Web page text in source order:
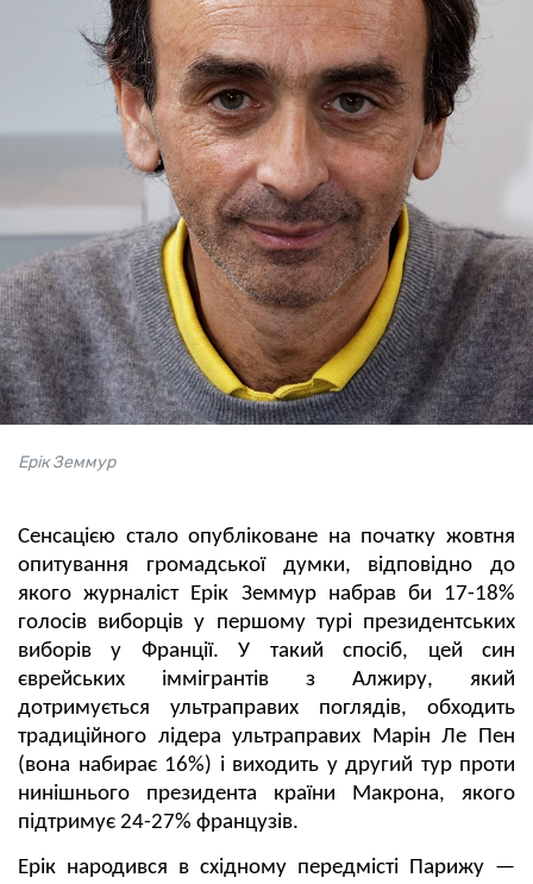
Ерік Земмур
Сенсацією стало опубліковане на початку жовтня
опитування громадської думки, відповідно до
якого журналіст Ерік Земмур набрав би 17-18%
голосів виборців у першому турі президентських
виборів у Франції. У такий спосіб, цей син
єврейських іммігрантів з Алжиру, який
дотримується ультраправих поглядів, обходить
традиційного лідера ультраправих Марін Ле Пен
(вона набирає 16%) і виходить у другий тур проти
нинішнього президента країни Макрона, якого
підтримує 24-27% французів.
Ерік народився в східному передмісті Парижу —